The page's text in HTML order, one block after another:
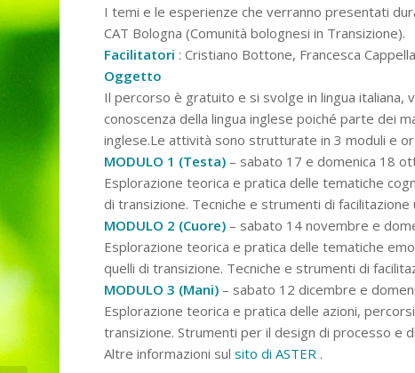
I temi e le esperienze che verranno presentati
CAT Bologna (Comunità bolognesi in Transizione).
Facilitatori : Cristiano Bottone, Francesca
Oggetto
Il percorso è gratuito e si svolge in lingua italiana,
conoscenza della lingua inglese poiché parte dei
inglese.Le attività sono strutturate in 3 moduli e
MODULO 1 (Testa) – sabato 17 e domenica 18
Esplorazione teorica e pratica delle tematiche
di transizione. Tecniche e strumenti di facilitazione
MODULO 2 (Cuore) – sabato 14 novembre e
Esplorazione teorica e pratica delle tematiche
quelli di transizione. Tecniche e strumenti di
MODULO 3 (Mani) – sabato 12 dicembre e
Esplorazione teorica e pratica delle azioni,
transizione. Strumenti per il design di processo e
Altre informazioni sulsito di ASTER .